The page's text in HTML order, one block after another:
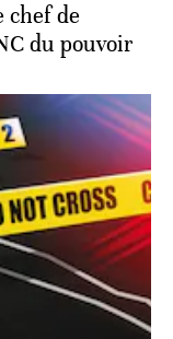
chef de
du pouvoir